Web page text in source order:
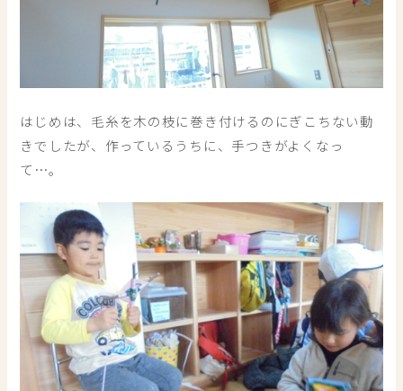
はじめは、毛糸を木の枝に巻き付けるのにぎこちない動
きでしたが、作っているうちに、手つきがよくなっ
て…。